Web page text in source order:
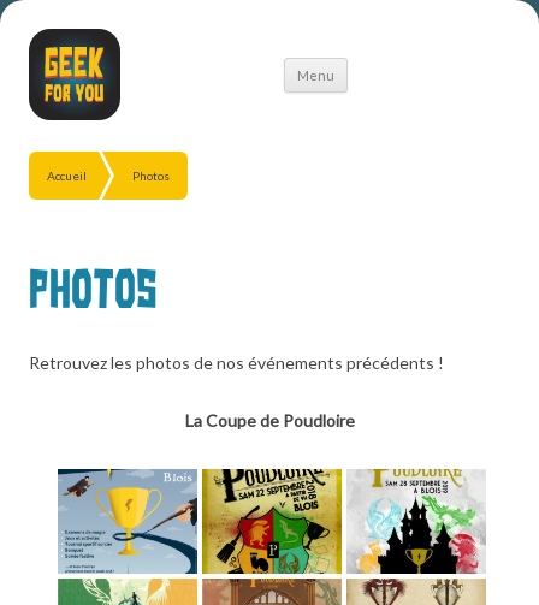
Menu
Aller
Accueil Photos
Photos
Retrouvez les photos de nos événements précédents !
La Coupe de Poudloire